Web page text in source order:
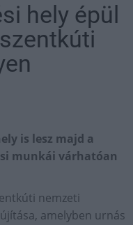
hely épül
is lesz majd a
munkái várhatóan
nemzeti
amelyben urnás